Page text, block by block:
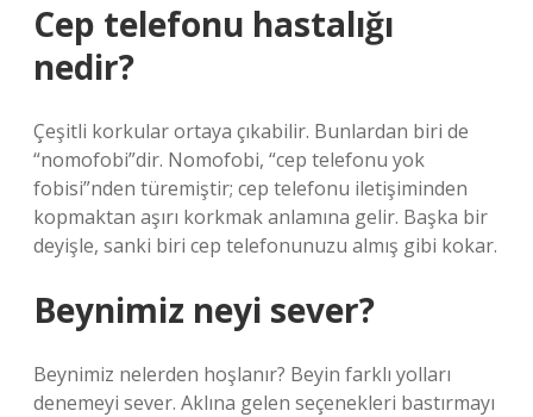
Cep telefonu hastalığı
nedir?
Çeşitli korkular ortaya çıkabilir. Bunlardan biri de
“nomofobi”dir. Nomofobi, “cep telefonu yok
fobisi”nden türemiştir; cep telefonu iletişiminden
kopmaktan aşırı korkmak anlamına gelir. Başka bir
deyişle, sanki biri cep telefonunuzu almış gibi kokar.
Beynimiz neyi sever?
Beynimiz nelerden hoşlanır? Beyin farklı yolları
denemeyi sever. Aklına gelen seçenekleri bastırmayı